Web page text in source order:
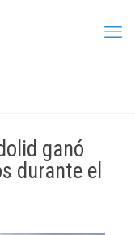
ganó
durante el